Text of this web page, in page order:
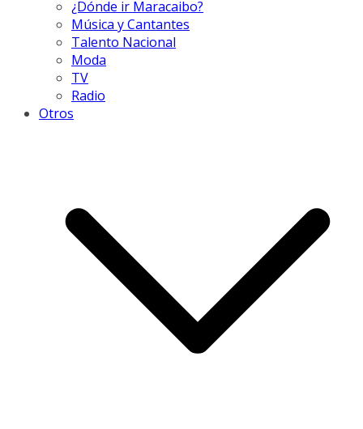
¿Dónde ir Maracaibo?
Música y Cantantes
Talento Nacional
Moda
TV
Radio
Otros